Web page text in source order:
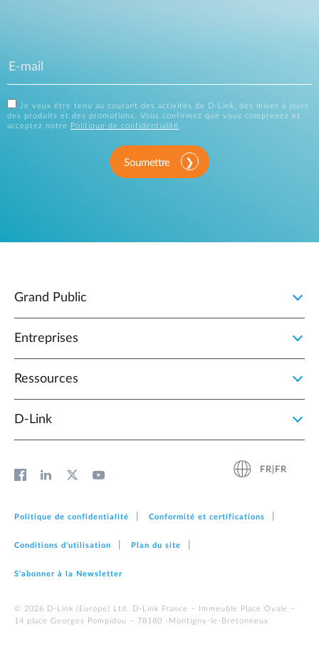
Je veux être tenu au courant des activités de D-Link, des mises à jours
des produits et des promotions. Vous confirmez que vous comprenez et
acceptez notre
Politique de confidentialité.
Soumettre
Grand Public
Entreprises
Ressources
D‑Link
FR|FR
Politique de confidentialité Conformité et certifications
Conditions d'utilisation Plan du site
S'abonner à la Newsletter
© 2026 D‑Link (Europe) Ltd. D-Link France – Immeuble Place Ovale –
14 place Georges Pompidou – 78180 -Montigny-le-Bretonneux